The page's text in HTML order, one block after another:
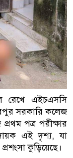
রেখে এইচএসসি
সরকারি কলেজ
পত্র পরীক্ষার
এই দৃশ্য, যা
কুড়িয়েছে।